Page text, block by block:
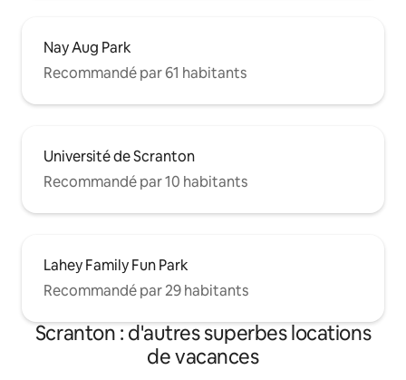
Nay Aug Park
Recommandé par 61 habitants
Université de Scranton
Recommandé par 10 habitants
Lahey Family Fun Park
Recommandé par 29 habitants
Scranton : d'autres superbes locations
de vacances